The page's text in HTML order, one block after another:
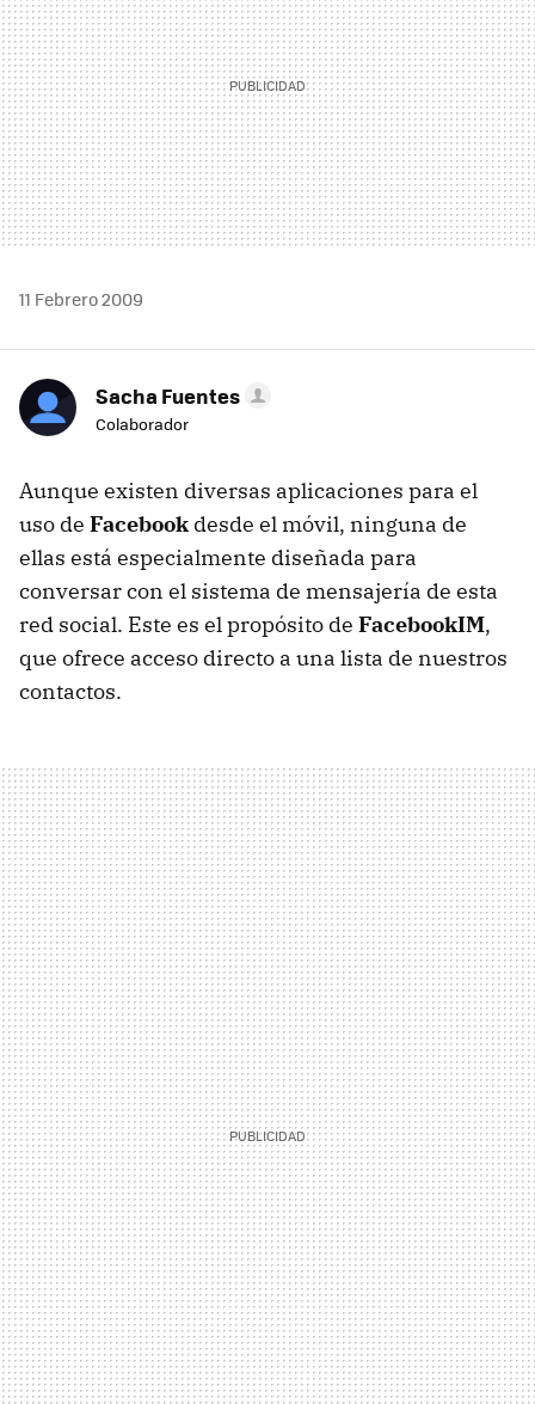
11 Febrero 2009
Sacha Fuentes
Colaborador
Aunque existen diversas aplicaciones para el
uso de Facebookdesde el móvil, ninguna de
ellas está especialmente diseñada para
conversar con el sistema de mensajería de esta
red social. Este es el propósito de FacebookIM,
que ofrece acceso directo a una lista de nuestros
contactos.